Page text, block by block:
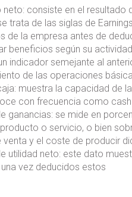
neto: consiste en el
trata de las siglas de
de la empresa antes de
beneficios según su
indicador semejante al
de las operaciones
muestra la capacidad de
con frecuencia como
ganancias: se mide en
o servicio, o bien
venta y el coste de producir
utilidad neto: este dato
vez deducidos estos